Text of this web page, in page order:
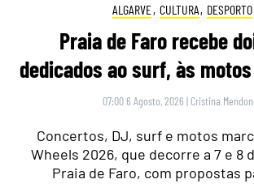
ALGARVE, CULTURA, DESPORTO
Praia de Faro recebe
dedicados ao surf, às
07:00 6 Agosto, 2026 | Cristina
Concertos, DJ, surf e motos
Wheels 2026, que decorre a 7 e 8
Praia de Faro, com propostas